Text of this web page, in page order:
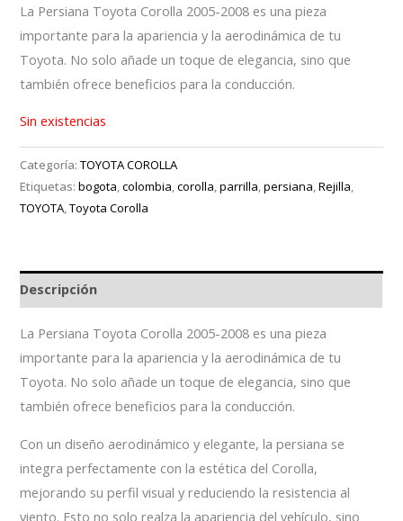
La Persiana Toyota Corolla 2005-2008 es una pieza
importante para la apariencia y la aerodinámica de tu
Toyota. No solo añade un toque de elegancia, sino que
también ofrece beneficios para la conducción.
Sin existencias
Categoría:TOYOTA COROLLA
Etiquetas:bogota ,colombia ,corolla ,parrilla ,persiana ,Rejilla
TOYOTA ,Toyota Corolla
Descripción
La Persiana Toyota Corolla 2005-2008 es una pieza
importante para la apariencia y la aerodinámica de tu
Toyota. No solo añade un toque de elegancia, sino que
también ofrece beneficios para la conducción.
Con un diseño aerodinámico y elegante, la persiana se
integra perfectamente con la estética del Corolla,
mejorando su perfil visual y reduciendo la resistencia al
viento. Esto no solo realza la apariencia del vehículo, sino